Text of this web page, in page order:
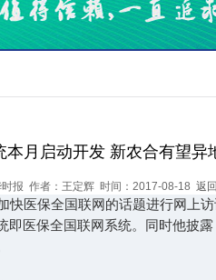
本月启动开发 新农合有望异
时报 作者：王定辉 时间：2017-08-18 返回
快医保全国联网的话题进行网上
即医保全国联网系统。同时他披